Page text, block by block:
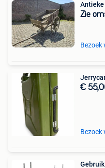
Zie
Bezoek
€
Bezoek